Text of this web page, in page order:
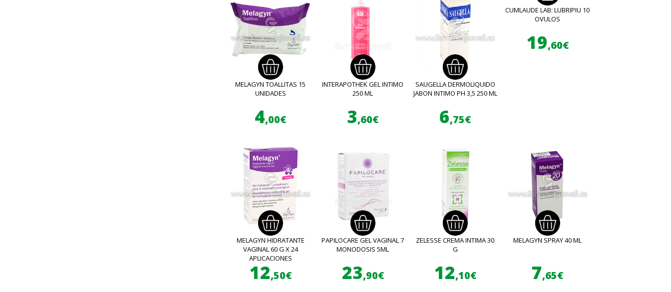
MELAGYN TOALLITAS 15
UNIDADES
4,00€
INTERAPOTHEK GEL INTIMO
250 ML
3,60€
SAUGELLA DERMOLIQUIDO
JABON INTIMO PH 3,5 250 ML
6,75€
CUMLAUDE LAB: LUBRIPIU 10
OVULOS
19,60€
MELAGYN HIDRATANTE
VAGINAL 60 G X 24
APLICACIONES
12,50€
PAPILOCARE GEL VAGINAL 7
MONODOSIS 5ML
23,90€
ZELESSE CREMA INTIMA 30
G
12,10€
MELAGYN SPRAY 40 ML
7,65€